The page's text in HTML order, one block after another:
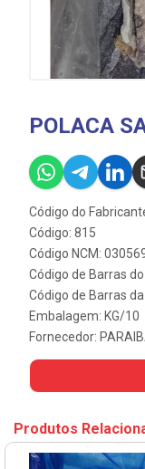
POLACA
Código do
Código: 815
Código NCM:
Código de Barras
Código de Barras
Embalagem: KG/10
Fornecedor:
Produtos